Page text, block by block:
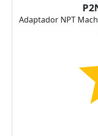
Adaptador NPT